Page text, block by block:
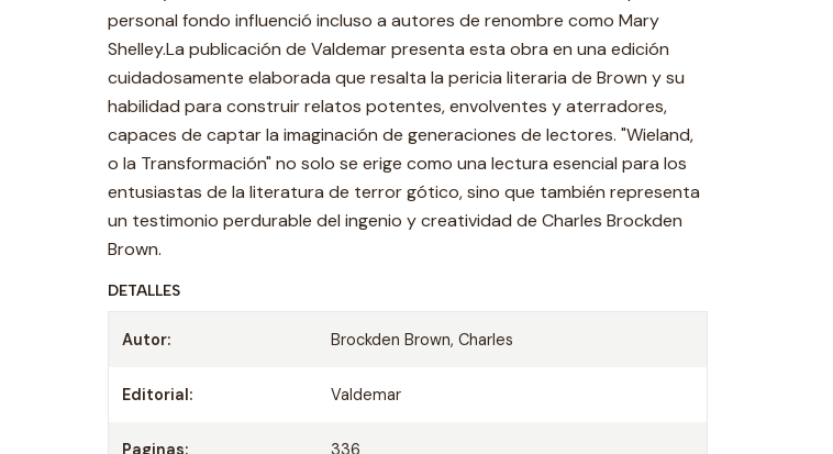
personal fondo influenció incluso a autores de renombre como Mary
Shelley.La publicación de Valdemar presenta esta obra en una edición
cuidadosamente elaborada que resalta la pericia literaria de Brown y su
habilidad para construir relatos potentes, envolventes y aterradores,
capaces de captar la imaginación de generaciones de lectores. "Wieland,
o la Transformación" no solo se erige como una lectura esencial para los
entusiastas de la literatura de terror gótico, sino que también representa
un testimonio perdurable del ingenio y creatividad de Charles Brockden
Brown.
DETALLES
Autor: Brockden Brown, Charles
Editorial: Valdemar
Paginas: 336